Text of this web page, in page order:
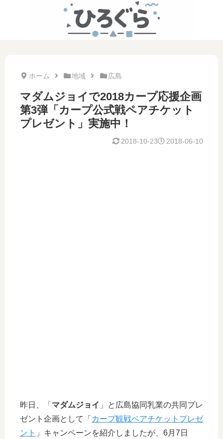
ホーム 地域 広島
マダムジョイで2018カープ応援企画
第3弾「カープ公式戦ペアチケット
プレゼント」実施中！
2018-06-10
2018-10-23
昨日、 「 マダムジョイ 」と広島協同乳業の共同プレ
ゼント企画として「 カープ観戦ペアチケットプレゼ
ント 」キャンペーンを紹介しましたが、6月7日